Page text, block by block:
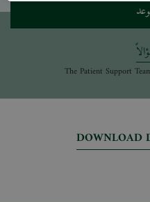
DOWNLOAD